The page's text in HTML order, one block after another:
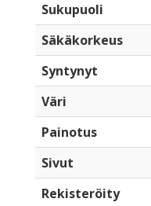
Sukupuoli
Säkäkorkeus
Syntynyt
Väri
Painotus
Sivut
Rekisteröity